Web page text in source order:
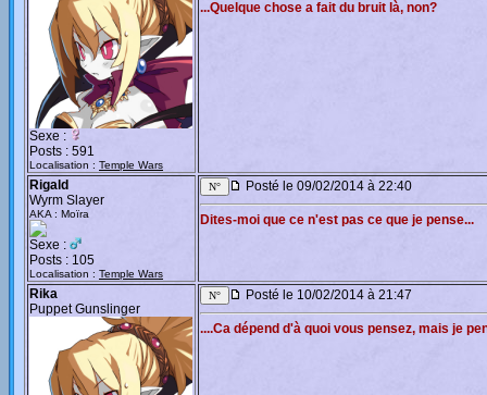
Sexe :
Posts : 591
Localisation : Temple Wars
...Quelque chose a fait du bruit là, non?
Rigald
Wyrm Slayer
AKA : Moïra
Sexe :
Posts : 105
Localisation : Temple Wars
Posté le 09/02/2014 à 22:40
Dites-moi que ce n'est pas ce que je pense...
Rika
Puppet Gunslinger
Posté le 10/02/2014 à 21:47
....Ca dépend d'à quoi vous pensez, mais je